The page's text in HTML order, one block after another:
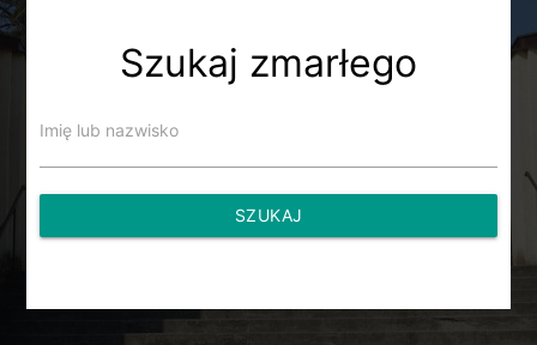
Szukaj zmarłego
Imię lub nazwisko
SZUKAJ